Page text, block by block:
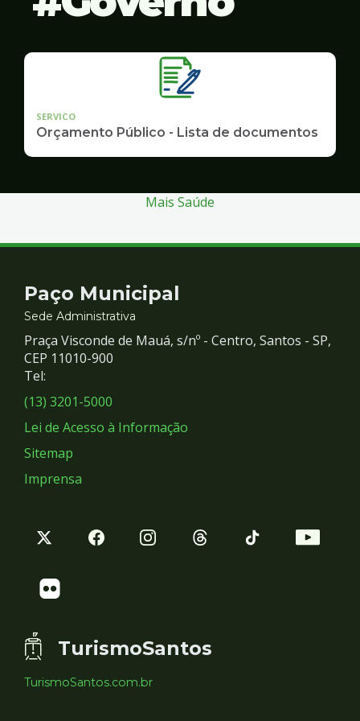
SERVICO
Orçamento Público - Lista de documentos
Mais Saúde
Contato
e
Redes
Sociais
Paço Municipal
Sede Administrativa
Praça Visconde de Mauá, s/nº - Centro, Santos - SP,
CEP 11010-900
Tel:
(13) 3201-5000
Lei de Acesso à Informação
Sitemap
Imprensa
TurismoSantos
TurismoSantos.com.br